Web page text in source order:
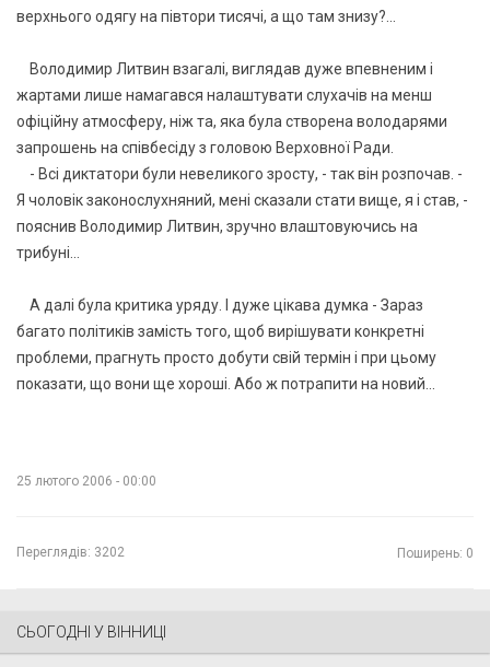
верхнього одягу на півтори тисячі, а що там знизу?...
Володимир Литвин взагалі, виглядав дуже впевненим і
жартами лише намагався налаштувати слухачів на менш
офіційну атмосферу, ніж та, яка була створена володарями
запрошень на співбесіду з головою Верховної Ради.
- Всі диктатори були невеликого зросту, - так він розпочав. -
Я чоловік законослухняний, мені сказали стати вище, я і став, -
пояснив Володимир Литвин, зручно влаштовуючись на
трибуні...
А далі була критика уряду. І дуже цікава думка - Зараз
багато політиків замість того, щоб вирішувати конкретні
проблеми, прагнуть просто добути свій термін і при цьому
показати, що вони ще хороші. Або ж потрапити на новий...
25 лютого 2006 - 00:00
Переглядів: 3202 Поширень: 0
СЬОГОДНІ У ВІННИЦІ